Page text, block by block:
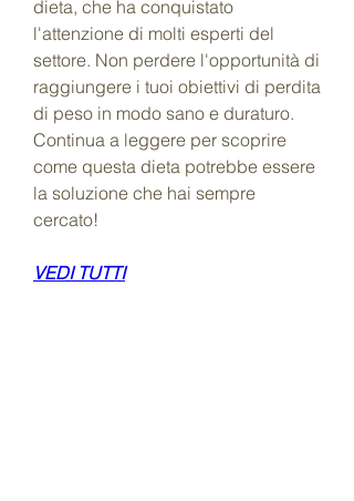
dieta, che ha conquistato
l'attenzione di molti esperti del
settore. Non perdere l'opportunità di
raggiungere i tuoi obiettivi di perdita
di peso in modo sano e duraturo.
Continua a leggere per scoprire
come questa dieta potrebbe essere
la soluzione che hai sempre
cercato!
VEDI TUTTI